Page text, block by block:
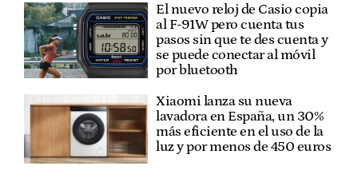
El nuevo reloj de Casio copia
al F-91W pero cuenta tus
pasos sin que te des cuenta y
se puede conectar al móvil
por bluetooth
Xiaomi lanza su nueva
lavadora en España, un 30%
más eficiente en el uso de la
luz y por menos de 450 euros